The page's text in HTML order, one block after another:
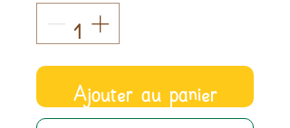
Ajouter au panier